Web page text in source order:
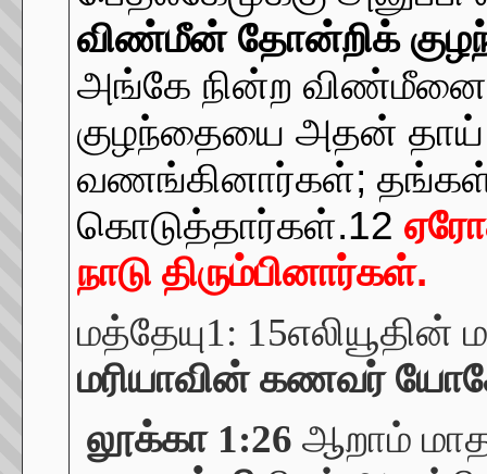
விண்மீன் தோன்றிக்
அங்கே நின்ற
குழந்தையை அதன் தாய்
வணங்கினார்கள்; தங்கள்
கொடுத்தார்கள்.12
நாடு திரும்பினார்கள்.
மத்தேயு1: 15
மரியாவின் கணவர்
லூக்கா 1:26 ஆறாம்